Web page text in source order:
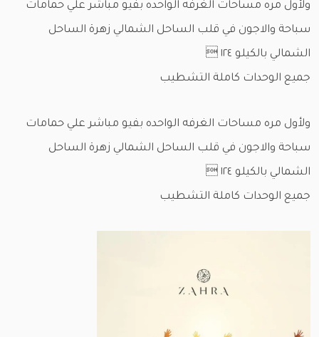
ولأول مره مساحات الغرفه الواحده بفيو مباشر علي حمامات
سباحة والاجون في قلب الساحل الشمالي زهرة الساحل
الشمالي بالكيلو ١٢٤ 
جميع الوحدات كاملة التشطيب
ولأول مره مساحات الغرفه الواحده بفيو مباشر علي حمامات
سباحة والاجون في قلب الساحل الشمالي زهرة الساحل
الشمالي بالكيلو ١٢٤ 
جميع الوحدات كاملة التشطيب